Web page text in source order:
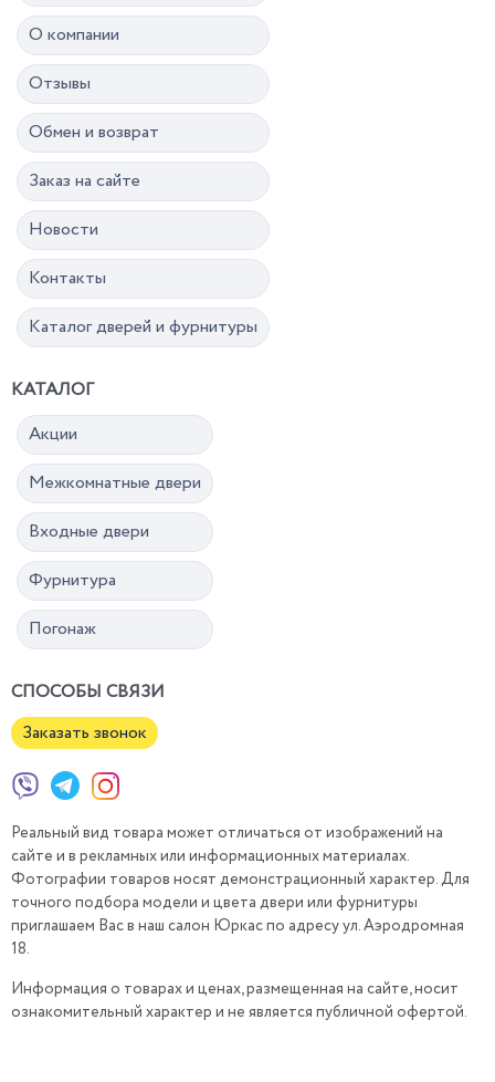
О компании
Отзывы
Обмен и возврат
Заказ на сайте
Новости
Контакты
Каталог дверей и фурнитуры
КАТАЛОГ
Акции
Межкомнатные двери
Входные двери
Фурнитура
Погонаж
СПОСОБЫ СВЯЗИ
Заказать звонок
Реальный вид товара может отличаться от изображений на
сайте и в рекламных или информационных материалах.
Фотографии товаров носят демонстрационный характер. Для
точного подбора модели и цвета двери или фурнитуры
приглашаем Вас в наш салон Юркас по адресу ул. Аэродромная
18.
Информация о товарах и ценах, размещенная на сайте, носит
ознакомительный характер и не является публичной офертой.